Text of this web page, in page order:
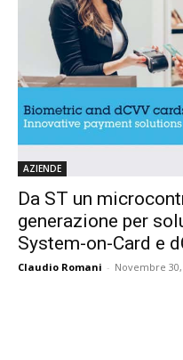
AZIENDE
Da ST un
generazione per
System-on-Card e
Claudio Romani - Novembre 30,